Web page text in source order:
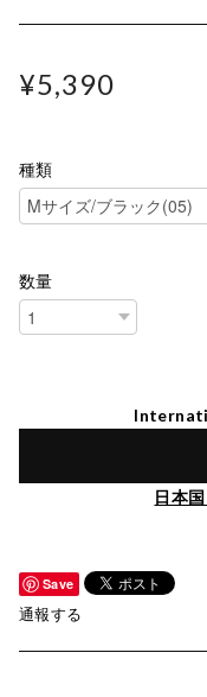
¥5,390
種類
数量
日本
Save
通報する